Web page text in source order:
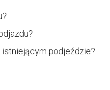
istniejącym podjeździe?